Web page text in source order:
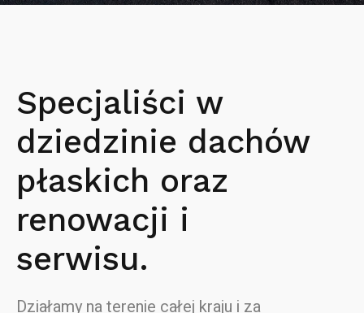
Specjaliści w
dziedzinie dachów
płaskich oraz
renowacji i
serwisu.
Działamy na terenie całej kraju i za